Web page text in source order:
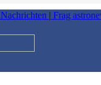
Nachrichten | Frag